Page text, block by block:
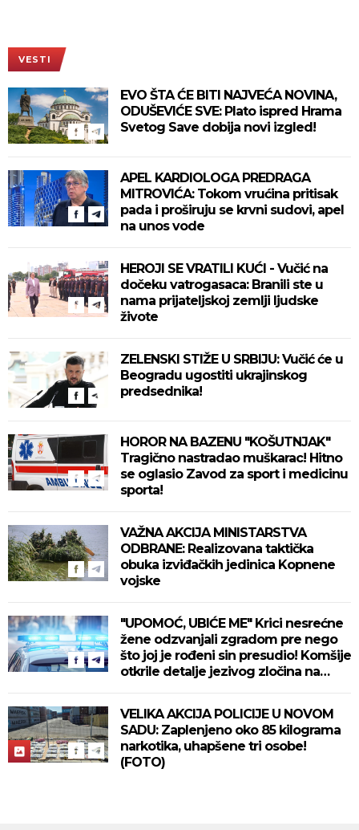
VESTI
EVO ŠTA ĆE BITI NAJVEĆA NOVINA,
ODUŠEVIĆE SVE: Plato ispred Hrama
Svetog Save dobija novi izgled!
APEL KARDIOLOGA PREDRAGA
MITROVIĆA: Tokom vrućina pritisak
pada i proširuju se krvni sudovi, apel
na unos vode
HEROJI SE VRATILI KUĆI - Vučić na
dočeku vatrogasaca: Branili ste u
nama prijateljskoj zemlji ljudske
živote
ZELENSKI STIŽE U SRBIJU: Vučić će u
Beogradu ugostiti ukrajinskog
predsednika!
HOROR NA BAZENU "KOŠUTNJAK"
Tragično nastradao muškarac! Hitno
se oglasio Zavod za sport i medicinu
sporta!
VAŽNA AKCIJA MINISTARSTVA
ODBRANE: Realizovana taktička
obuka izviđačkih jedinica Kopnene
vojske
"UPOMOĆ, UBIĆE ME" Krici nesrećne
žene odzvanjali zgradom pre nego
što joj je rođeni sin presudio! Komšije
otkrile detalje jezivog zločina na
VELIKA AKCIJA POLICIJE U NOVOM
SADU: Zaplenjeno oko 85 kilograma
narkotika, uhapšene tri osobe!
(FOTO)